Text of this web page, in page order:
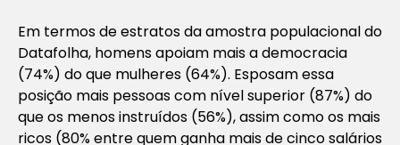
Em termos de estratos da amostra populacional do
Datafolha, homens apoiam mais a democracia
(74%) do que mulheres (64%). Esposam essa
posição mais pessoas com nível superior (87%) do
que os menos instruídos (56%), assim como os mais
ricos (80% entre quem ganha mais de cinco salários